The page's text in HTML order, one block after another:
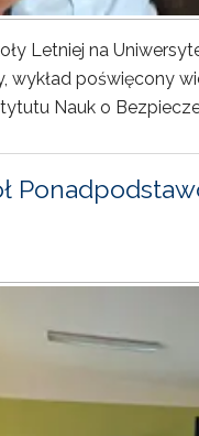
Letniej na
wykład poświęcony
Nauk o